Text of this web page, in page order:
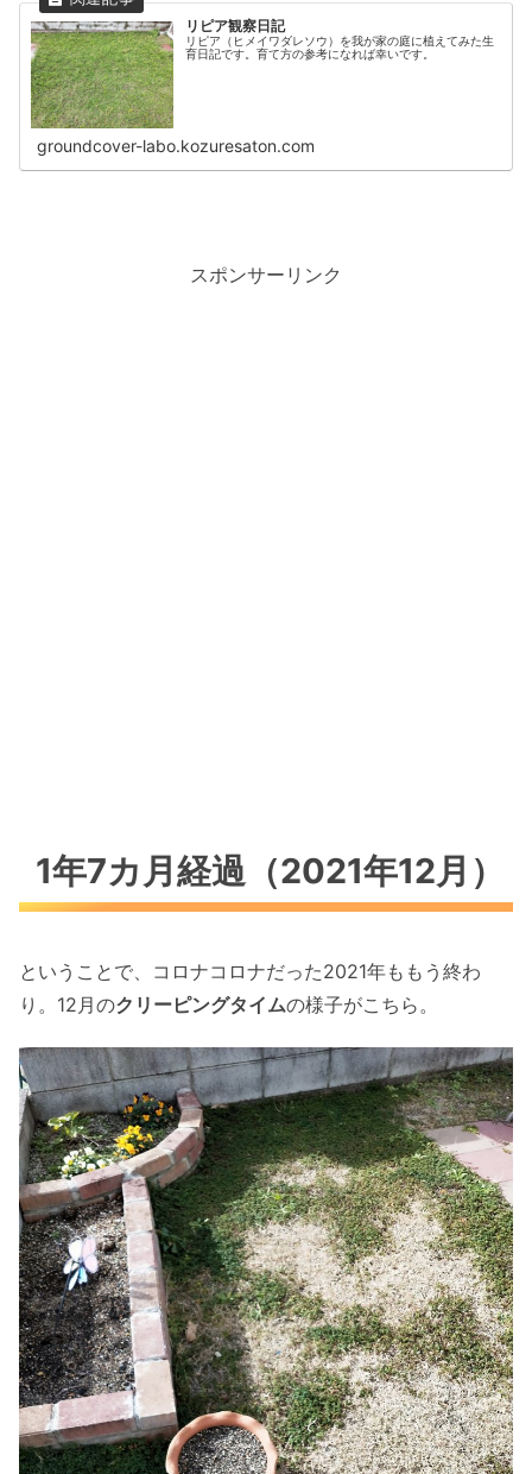
リピア観察日記
リピア（ヒメイワダレソウ）を我が家の庭に植えてみた生
育日記です。育て方の参考になれば幸いです。
groundcover-labo.kozuresaton.com
スポンサーリンク
1年7カ月経過（2021年12月）
ということで、コロナコロナだった2021年ももう終わ
り。12月のクリーピングタイムの様子がこちら。